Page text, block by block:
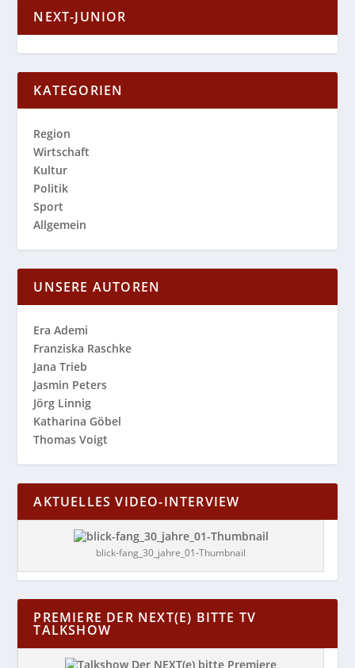
NEXT-JUNIOR
KATEGORIEN
Region
Wirtschaft
Kultur
Politik
Sport
Allgemein
UNSERE AUTOREN
Era Ademi
Franziska Raschke
Jana Trieb
Jasmin Peters
Jörg Linnig
Katharina Göbel
Thomas Voigt
AKTUELLES VIDEO-INTERVIEW
blick-fang_30_jahre_01-Thumbnail
PREMIERE DER NEXT(E) BITTE TV
TALKSHOW